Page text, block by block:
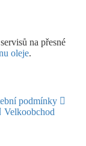
na přesné
oleje.
podmínky
Velkoobchod